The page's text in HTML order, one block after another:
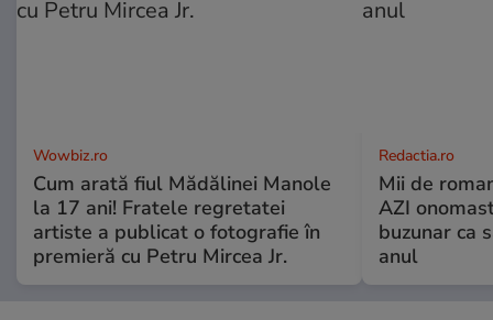
Wowbiz.ro
Cum arată fiul Mădălinei Manole
la 17 ani! Fratele regretatei
artiste a publicat o fotografie în
premieră cu Petru Mircea Jr.
Redactia.ro
Mii de
AZI
buzunar ca
anul